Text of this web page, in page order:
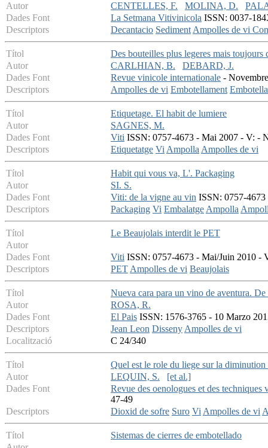
Autor
CENTELLES, F. MOLINA, D.
Dades Font
La Setmana Vitivinicola ISSN: 0037-
Descriptors
Decantacio SedimentAmpolles de vi
Títol
Des bouteilles plus legeres mais toujours
Autor
CARLHIAN, B.
DEBARD, J.
Dades Font
Revue vinicole internationale -
Descriptors
Ampolles de vi Embotellament
Títol
Etiquetage. El habit de lumiere
Autor
SAGNES, M.
Dades Font
Viti ISSN: 0757-4673 - Mai 2007 - V: -
Descriptors
Etiquetatge ViAmpollaAmpolles de vi
Títol
Habit qui vous va, L'. Packaging
Autor
SI. S.
Dades Font
Viti: de la vigne au vin ISSN: 0757-
Descriptors
Packaging Vi EmbalatgeAmpolla
Títol
Le Beaujolais interdit le PET
Autor
Dades Font
Viti ISSN: 0757-4673 - Mai/Juin 2010 -
Descriptors
PETAmpolles de vi Beaujolais
Títol
Nueva cara para un vino de aventura.
Autor
ROSA, R.
Dades Font
El Pais ISSN: 1576-3765 - 10 Marzo
Descriptors
Jean Leon DissenyAmpolles de vi
Localització
C 24/340
Títol
Quel est le role du liege sur la
Autor
LEQUIN, S.
[et al.]
Dades Font
Revue des oenologues et des
47-49
Descriptors
Dioxid de sofre Suro ViAmpolles de vi
Títol
Sistemas de cierres de embotellado